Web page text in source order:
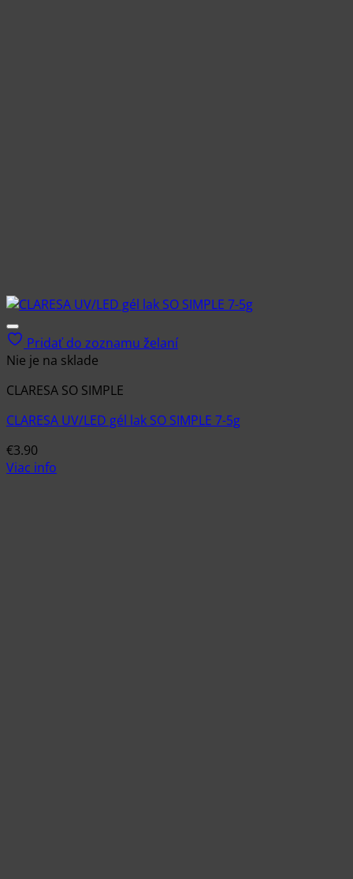
Pridať do zoznamu želaní
Nie je na sklade
CLARESA SO SIMPLE
CLARESA UV/LED gél lak SO SIMPLE 7-5g
€3.90
Viac info